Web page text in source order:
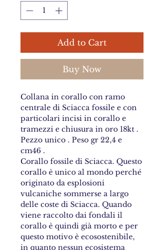
Add to Cart
Buy Now
Collana in corallo con ramo
centrale di Sciacca fossile e con
particolari incisi in corallo e
tramezzi e chiusura in oro 18kt .
Pezzo unico . Peso gr 22,4 e
cm46 .
Corallo fossile di Sciacca. Questo
corallo è unico al mondo perché
originato da esplosioni
vulcaniche sommerse a largo
delle coste di Sciacca. Quando
viene raccolto dai fondali il
corallo è quindi già morto e per
questo motivo è ecosostenibile,
in quanto nessun ecosistema